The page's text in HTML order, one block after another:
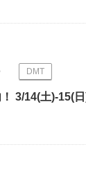
DMT
3/14(土)-15(